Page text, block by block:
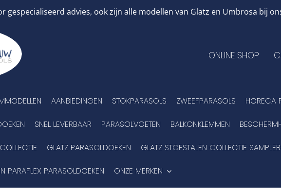
gespecialiseerd advies, ook zijn alle modellen van Glatz en Umbrosa bij
ONLINE SHOP
AANBIEDINGEN STOKPARASOLS ZWEEFPARASOLS HORECA
SNEL LEVERBAAR PARASOLVOETEN BALKONKLEMMEN
GLATZ PARASOLDOEKEN GLATZ STOFSTALEN COLLECTIE
PARAFLEX PARASOLDOEKEN ONZE MERKEN